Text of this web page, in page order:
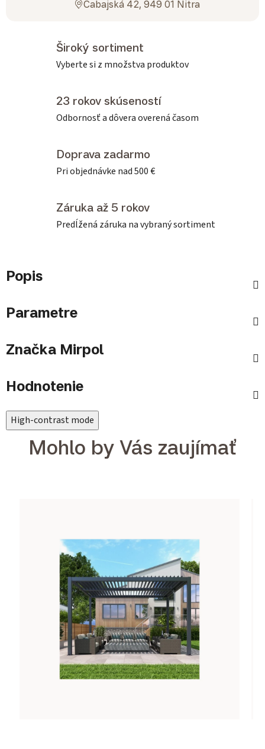
Cabajská 42, 949 01 Nitra
Široký sortiment
Vyberte si z množstva produktov
23 rokov skúseností
Odbornosť a dôvera overená časom
Doprava zadarmo
Pri objednávke nad 500 €
Záruka až 5 rokov
Predĺžená záruka na vybraný sortiment
Popis
Parametre
Značka Mirpol
Hodnotenie
High-contrast mode
Mohlo by Vás zaujímať